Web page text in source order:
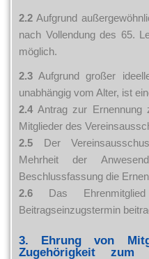
2.2 Aufgrund
nach Vollendung des 65.
möglich.
2.3 Aufgrund großer
unabhängig vom Alter, ist
2.4Antrag zur Ernennung
Mitglieder des
2.5 Der
Mehrheit der
Beschlussfassung die
2.6 Das
Beitragseinzugstermin
3. Ehrung von
Zugehörigkeit